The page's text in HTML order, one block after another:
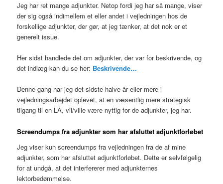
Jeg har ret mange adjunkter. Netop fordi jeg har så mange, viser
der sig også indimellem et eller andet i vejledningen hos de
forskellige adjunkter, der gør, at jeg tænker, at det nok er et
generelt issue.
Her sidst handlede det om adjunkter, der var for beskrivende, og
det indlæg kan du se her: Beskrivende…
Denne gang har jeg det sidste halve år eller mere i
vejledningsarbejdet oplevet, at en væsentlig mere strategisk
tilgang til en LA, vil/ville være nyttig for de adjunkter, jeg har.
Screendumps fra adjunkter som har afsluttet adjunktforløbet
Jeg viser kun screendumps fra vejledningen fra de af mine
adjunkter, som har afsluttet adjunktforløbet. Dette er selvfølgelig
for at undgå, at det interfererer med adjunkternes
lektorbedømmelse.